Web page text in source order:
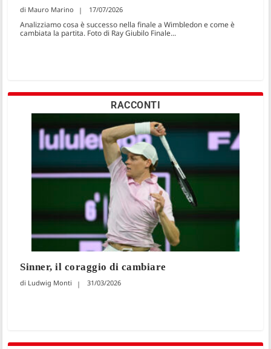
Mauro Marino 17/07/2026
Analizziamo cosa è successo nella finale a Wimbledon e come è
cambiata la partita. Foto di Ray Giubilo Finale...
RACCONTI
Sinner, il coraggio di cambiare
Ludwig Monti 31/03/2026